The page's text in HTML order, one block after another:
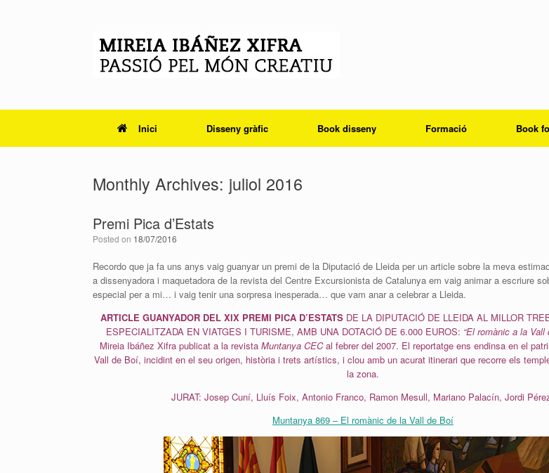
Inici Disseny gràfic Book disseny Formació Book
Monthly Archives: juliol 2016
Premi Pica d’Estats
Posted on 18/07/2016
Recordo que ja fa uns anys vaig guanyar un premi de la Diputació de Lleida per un article sobre la meva
a dissenyadora i maquetadora de la revista del Centre Excursionista de Catalunya em vaig animar a escriure
especial per a mi… i vaig tenir una sorpresa inesperada… que vam anar a celebrar a Lleida.
ARTICLE GUANYADOR DEL XIX PREMI PICA D’ESTATS DE LA DIPUTACIÓ DE LLEIDA AL MILLOR
ESPECIALITZADA EN VIATGES I TURISME, AMB UNA DOTACIÓ DE 6.000 EUROS: “El romànic a la Vall
Mireia Ibáñez Xifra publicat a la revistaMuntanya CECal febrer del 2007. El reportatge ens endinsa en el
Vall de Boí, incidint en el seu origen, història i trets artístics, i clou amb un acurat itinerari que recorre els
la zona.
JURAT: Josep Cuní, Lluís Foix, Antonio Franco, Ramon Mesull, Mariano Palacín, Jordi
Muntanya 869 – El romànic de la Vall de Boí